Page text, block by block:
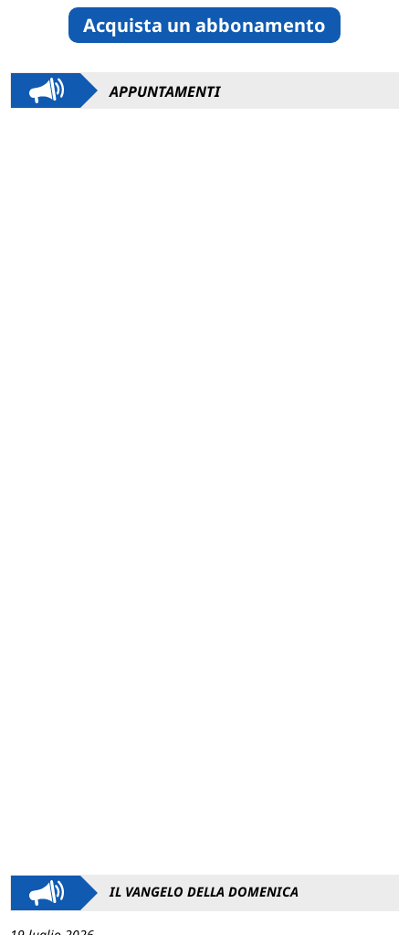
Acquista un abbonamento
APPUNTAMENTI
IL VANGELO DELLA DOMENICA